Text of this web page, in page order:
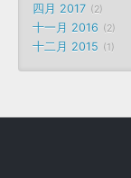
四月 2017 2
十一月 2016 2
十二月 2015 1